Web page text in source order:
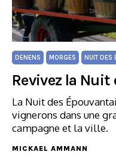
DENENS MORGES NUIT DES
Revivez la
La Nuit des
vignerons dans une
campagne et la ville.
MICKAEL AMMANN